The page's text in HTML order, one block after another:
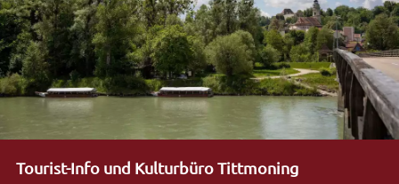
Tourist-Info und Kulturbüro Tittmoning